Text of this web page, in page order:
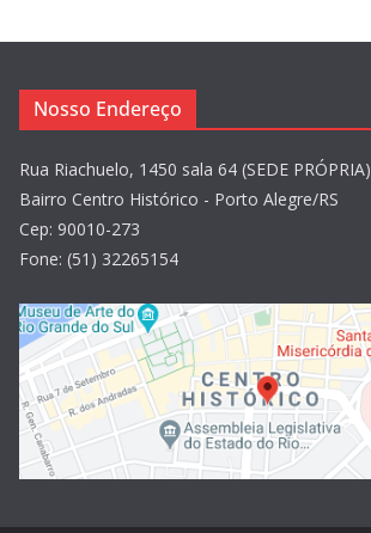
Nosso Endereço
Rua Riachuelo, 1450 sala 64 (SEDE PRÓPRIA)
Bairro Centro Histórico - Porto Alegre/RS
Cep: 90010-273
Fone: (51) 32265154